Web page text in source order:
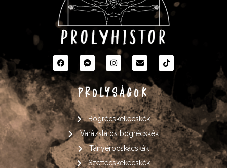
PROLYSÁGOK
Bögrécskékecskék
Varázslatos bögrécskék
Tányérocskácskák
Szettecskékecskék